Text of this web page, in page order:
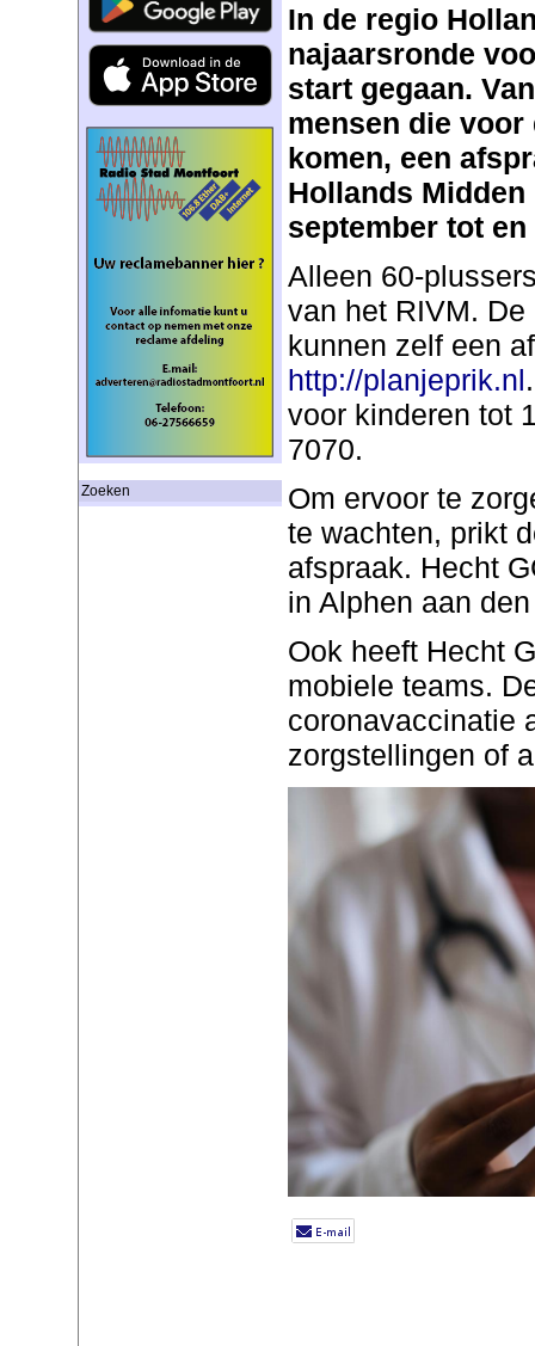
Zoeken
In de regio
najaarsronde
start gegaan.
mensen die
komen, een
Hollands
september tot
Alleen 60-
van het RIVM.
kunnen zelf een
http://planjeprik.nl
voor kinderen tot
7070.
Om ervoor te
te wachten, prikt
afspraak. Hecht
in Alphen aan
Ook heeft Hecht
mobiele teams.
coronavaccinatie
zorgstellingen of